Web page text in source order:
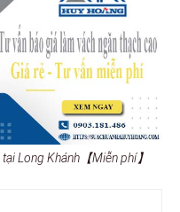
Long Khánh【Miễn phí】